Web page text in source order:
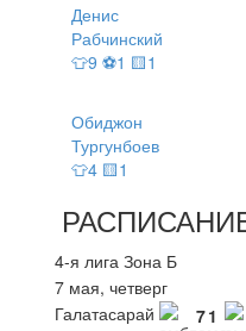
Денис
Рабчинский
👕9 ⚽1 🟨1
Обиджон
Тургунбоев
👕4 🟨1
4-я лига Зона Б
7 мая, четверг
Галатасарай
71